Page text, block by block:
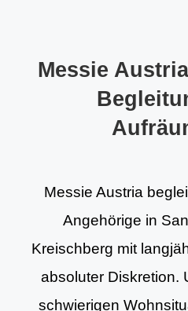
Messie
Messie Austria
Angehörige in
Kreischberg mit
absoluter Diskretion.
schwierigen